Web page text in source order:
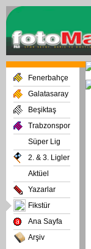
Fenerbahçe
Galatasaray
Beşiktaş
Trabzonspor
Süper Lig
2. & 3. Ligler
Aktüel
Yazarlar
Fikstür
Ana Sayfa
Arşiv